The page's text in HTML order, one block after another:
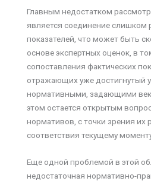
Главным недостатком
является соединение слишком
показателей, что может быть
основе экспертных оценок, в
сопоставления фактических
отражающих уже достигнутый
нормативными, задающими
этом остается открытым
нормативов, с точки зрения их
соответствия текущему
Еще одной проблемой в этой
недостаточная нормативно-